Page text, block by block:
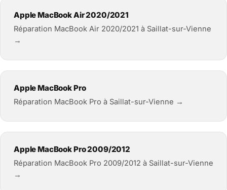
Apple MacBook Air 2020/2021
Réparation MacBook Air 2020/2021 à Saillat-sur-Vienne
→
Apple MacBook Pro
Réparation MacBook Pro à Saillat-sur-Vienne →
Apple MacBook Pro 2009/2012
Réparation MacBook Pro 2009/2012 à Saillat-sur-Vienne
→